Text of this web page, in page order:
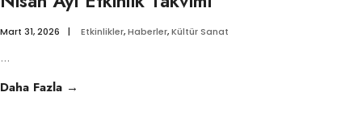
Mart 31, 2026 | Etkinlikler,Haberler,Kültür Sanat
...
Daha Fazla →